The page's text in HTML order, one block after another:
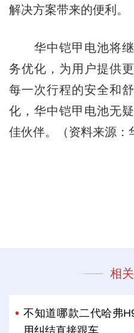
解决方案带来的便利。
华中铠甲电池将继
务优化，为用户提供
每一次行程的安全和
化，华中铠甲电池无
佳伙伴。（资料来源：
相
不知道哪款二代哈弗
用纠结直接跟车